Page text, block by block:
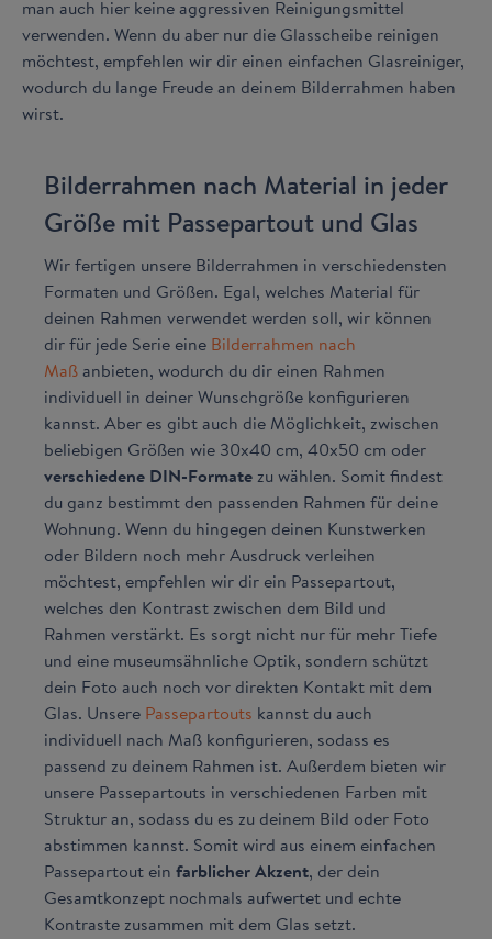
man auch hier keine aggressiven Reinigungsmittel
verwenden. Wenn du aber nur die Glasscheibe reinigen
möchtest, empfehlen wir dir einen einfachen Glasreiniger,
wodurch du lange Freude an deinem Bilderrahmen haben
wirst.
Bilderrahmen nach Material in jeder
Größe mit Passepartout und Glas
Wir fertigen unsere Bilderrahmen in verschiedensten
Formaten und Größen. Egal, welches Material für
deinen Rahmen verwendet werden soll, wir können
dir für jede Serie eine Bilderrahmen nach
Maß anbieten, wodurch du dir einen Rahmen
individuell in deiner Wunschgröße konfigurieren
kannst. Aber es gibt auch die Möglichkeit, zwischen
beliebigen Größen wie 30x40 cm, 40x50 cm oder
verschiedene DIN-Formatezu wählen. Somit findest
du ganz bestimmt den passenden Rahmen für deine
Wohnung. Wenn du hingegen deinen Kunstwerken
oder Bildern noch mehr Ausdruck verleihen
möchtest, empfehlen wir dir ein Passepartout,
welches den Kontrast zwischen dem Bild und
Rahmen verstärkt. Es sorgt nicht nur für mehr Tiefe
und eine museumsähnliche Optik, sondern schützt
dein Foto auch noch vor direkten Kontakt mit dem
Glas. Unsere Passepartouts kannst du auch
individuell nach Maß konfigurieren, sodass es
passend zu deinem Rahmen ist. Außerdem bieten wir
unsere Passepartouts in verschiedenen Farben mit
Struktur an, sodass du es zu deinem Bild oder Foto
abstimmen kannst. Somit wird aus einem einfachen
Passepartout ein farblicher Akzent, der dein
Gesamtkonzept nochmals aufwertet und echte
Kontraste zusammen mit dem Glas setzt.